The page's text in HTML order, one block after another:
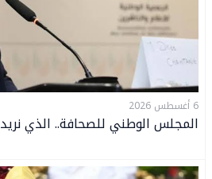
6 أغسطس 2026
المجلس الوطني للصحافة.. الذي نريد